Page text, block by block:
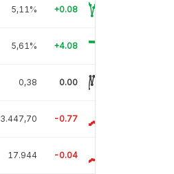
5,11% +0.08
5,61% +4.08
0,38 0.00
3.447,70 -0.77
17.944 -0.04